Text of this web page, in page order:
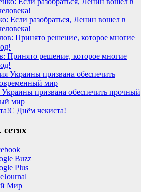
Если разобраться, Ленин вошел в
Принято решение, которое многие
призвана обеспечить прочный
мир
С Днём чекиста!